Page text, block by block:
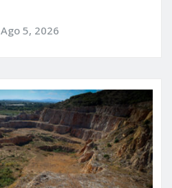
Ago 5, 2026